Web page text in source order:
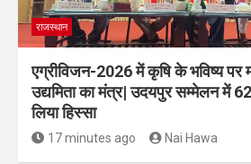
राजस्थान
एग्रीविजन-2026 में कृषि के भविष्य
उद्यमिता का मंत्र| उदयपुर सम्मेलन में
लिया हिस्सा
17 minutes ago Nai Hawa